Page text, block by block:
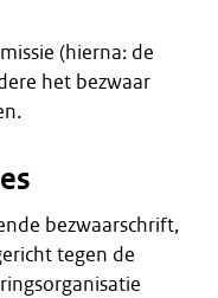
(hierna: de
het bezwaar
bezwaarschrift,
tegen de